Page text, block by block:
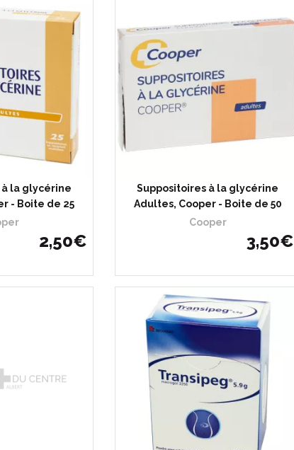
la glycérine
- Boite de 25
2,50€
Suppositoires à la glycérine
Adultes, Cooper - Boite de 50
Cooper
3,50€